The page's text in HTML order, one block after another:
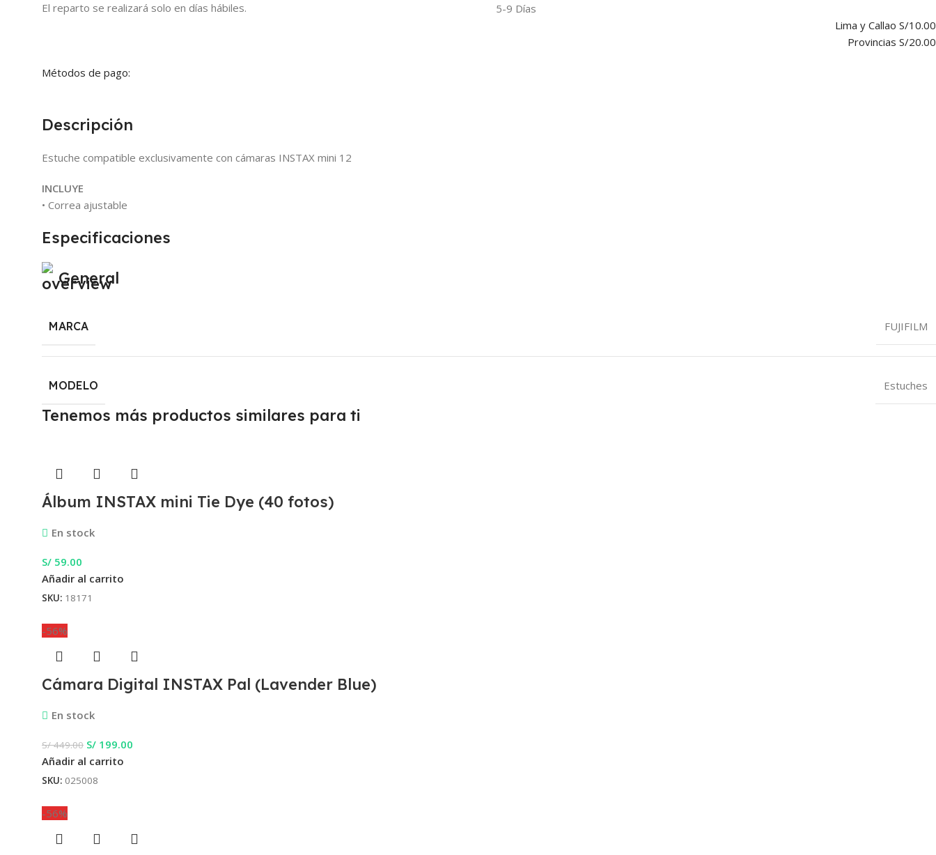
El reparto se realizará solo en días hábiles.
5-9 Días
Lima y Callao S/10.00
Provincias S/20.00
Métodos de pago:
Descripción
Estuche compatible exclusivamente con cámaras INSTAX mini 12
INCLUYE
• Correa ajustable
Especificaciones
General
MARCA FUJIFILM
MODELO Estuches
Tenemos más productos similares para ti
Álbum INSTAX mini Tie Dye (40 fotos)
En stock
S/ 59.00
Añadir al carrito
SKU: 18171
-56%
Cámara Digital INSTAX Pal (Lavender Blue)
En stock
S/449.00 S/ 199.00
Añadir al carrito
SKU: 025008
-56%